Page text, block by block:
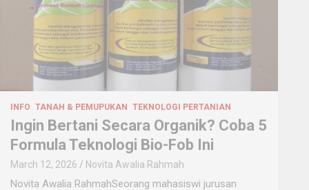
INFO TANAH & PEMUPUKAN TEKNOLOGI PERTANIAN
Ingin Bertani Secara Organik? Coba 5
Formula Teknologi Bio-Fob Ini
March 12, 2026 Novita Awalia Rahmah
Novita Awalia RahmahSeorang mahasiswi jurusan